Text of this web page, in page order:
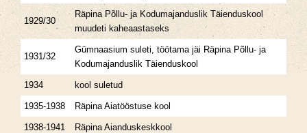
1929/30
Räpina Põllu- ja Kodumajanduslik Täienduskool
muudeti kaheaastaseks
1931/32
Gümnaasium suleti, töötama jäi Räpina Põllu- ja
Kodumajanduslik Täienduskool
1934 kool suletud
1935-1938 Räpina Aiatööstuse kool
1938-1941 Räpina Aianduskeskkool